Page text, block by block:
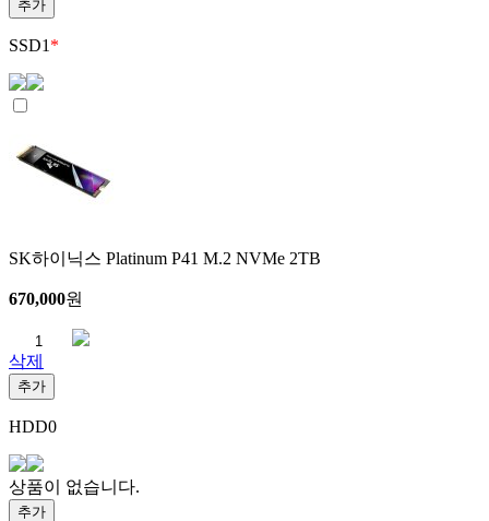
추가
SSD1 *
SK하이닉스 Platinum P41 M.2 NVMe 2TB
670,000원
삭제
추가
HDD0
상품이 없습니다.
추가